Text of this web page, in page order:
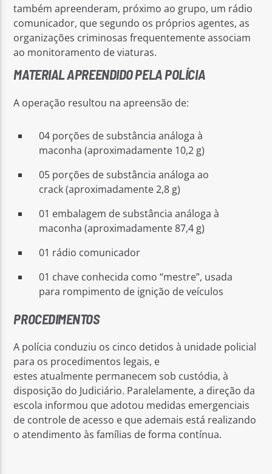
também apreenderam, próximo ao grupo, um rádio
comunicador, que segundo os próprios agentes, as
organizações criminosas frequentemente associam
ao monitoramento de viaturas.
MATERIAL APREENDIDO PELA POLÍCIA
A operação resultou na apreensão de:
04 porções de substância análoga à
maconha (aproximadamente 10,2 g)
05 porções de substância análoga ao
crack (aproximadamente 2,8 g)
01 embalagem de substância análoga à
maconha (aproximadamente 87,4 g)
01 rádio comunicador
01 chave conhecida como “mestre”, usada
para rompimento de ignição de veículos
PROCEDIMENTOS
A polícia conduziu os cinco detidos à unidade policial
para os procedimentos legais, e
estes atualmente permanecem sob custódia, à
disposição do Judiciário. Paralelamente, a direção da
escola informou que adotou medidas emergenciais
de controle de acesso e que ademais está realizando
o atendimento às famílias de forma contínua.